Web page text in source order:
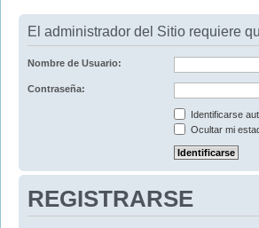
El administrador del Sitio requiere
Nombre de Usuario:
Contraseña:
Identificarse
Ocultar mi
REGISTRARSE